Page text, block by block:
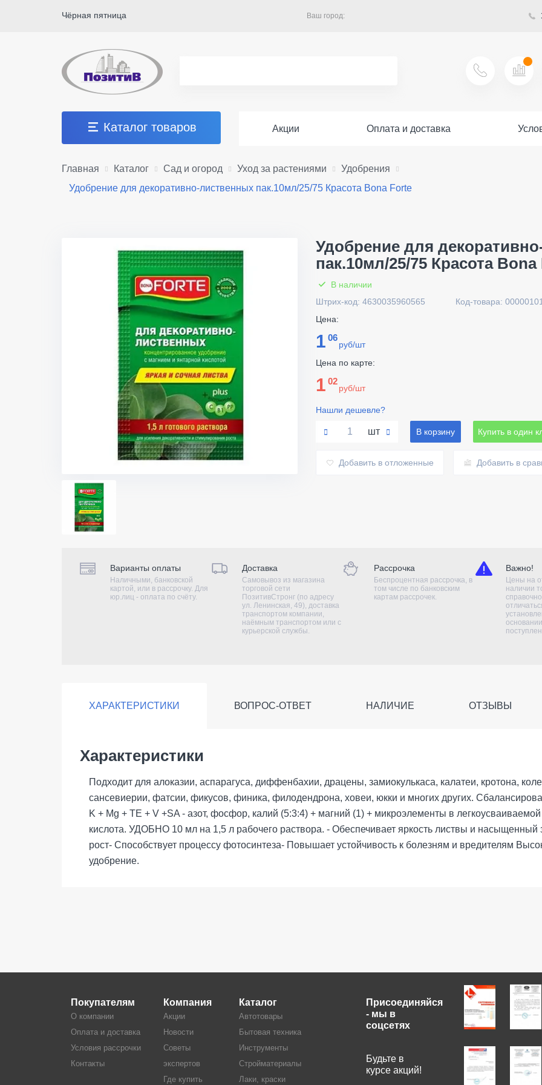
Чёрная пятница Ваш город:
Каталог товаров Акции Оплата и доставка
Главная Каталог Сад и огород Уход за растениями
Удобрения
Удобрение для декоративно-лиственных пак.10мл/25/75 Красота Bona Forte
Удобрение для
пак.10мл/25/75 Красота
В наличии
Штрих-код: 4630035960565
Код-товара:
Цена:
1 06
руб/шт
Цена по карте:
1 02
руб/шт
Нашли дешевле?
шт В корзину Купить в один
Добавить в отложенные Добавить в
Варианты оплаты
Наличными, банковской
картой, или в рассрочку. Для
юр.лиц - оплата по счёту.
Доставка
Самовывоз из магазина
торговой сети
ПозитивСтронг (по адресу
ул. Ленинская, 49), доставка
транспортом компании,
наёмным транспортом или с
курьерской службы.
Рассрочка
Беспроцентная рассрочка, в
том числе по банковским
картам рассрочек.
Важно!
Цены на
наличии
ХАРАКТЕРИСТИКИ ВОПРОС-ОТВЕТ НАЛИЧИЕ ОТЗЫВЫ
Характеристики
Подходит для алоказии, аспарагуса, диффенбахии, драцены, замиокулькаса, калатеи, кротона,
сансевиерии, фатсии, фикусов, финика, филодендрона, ховеи, юкки и многих других.
K + Mg + TE + V +SA - азот, фосфор, калий (5:3:4) + магний (1) + микроэлементы в
кислота. УДОБНО 10 мл на 1,5 л рабочего раствора. - Обеспечивает яркость листвы и насыщенный
рост- Способствует процессу фотосинтеза- Повышает устойчивость к болезням и вредителям
удобрение.
Покупателям
О компании
Оплата и доставка
Условия рассрочки
Контакты
Компания
Акции
Новости
Советы
экспертов
Где купить
Каталог
Автотовары
Бытовая техника
Инструменты
Стройматериалы
Лаки, краски
Присоединяйся
- мы в
соцсетях
Будьте в
курсе акций!